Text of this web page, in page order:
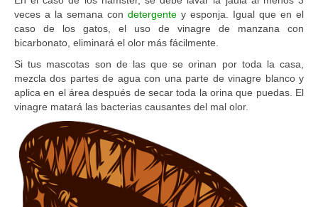
veces a la semana con detergente y esponja. Igual que en el
caso de los gatos, el uso de vinagre de manzana con
bicarbonato, eliminará el olor más fácilmente.
Si tus mascotas son de las que se orinan por toda la casa,
mezcla dos partes de agua con una parte de vinagre blanco y
aplica en el área después de secar toda la orina que puedas. El
vinagre matará las bacterias causantes del mal olor.